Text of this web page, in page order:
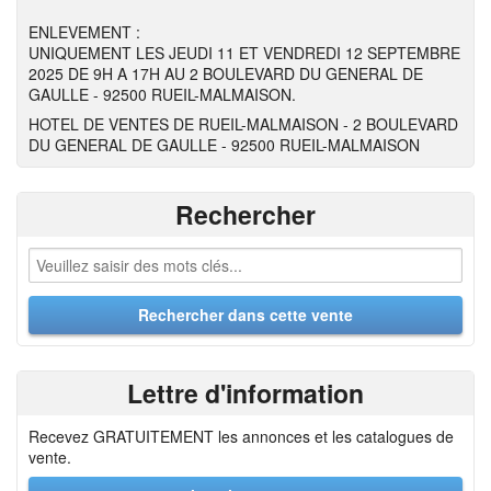
ENLEVEMENT :
UNIQUEMENT LES JEUDI 11 ET VENDREDI 12 SEPTEMBRE
2025 DE 9H A 17H AU 2 BOULEVARD DU GENERAL DE
GAULLE - 92500 RUEIL-MALMAISON.
HOTEL DE VENTES DE RUEIL-MALMAISON - 2 BOULEVARD
DU GENERAL DE GAULLE - 92500 RUEIL-MALMAISON
Rechercher
Lettre d'information
Recevez GRATUITEMENT les annonces et les catalogues de
vente.